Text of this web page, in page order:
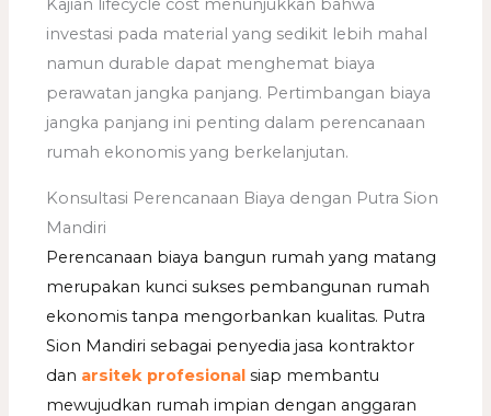
Kajian lifecycle cost menunjukkan bahwa
investasi pada material yang sedikit lebih mahal
namun durable dapat menghemat biaya
perawatan jangka panjang. Pertimbangan biaya
jangka panjang ini penting dalam perencanaan
rumah ekonomis yang berkelanjutan.
Konsultasi Perencanaan Biaya dengan Putra Sion
Mandiri
Perencanaan biaya bangun rumah yang matang
merupakan kunci sukses pembangunan rumah
ekonomis tanpa mengorbankan kualitas. Putra
Sion Mandiri sebagai penyedia jasa kontraktor
dan arsitek profesional siap membantu
mewujudkan rumah impian dengan anggaran